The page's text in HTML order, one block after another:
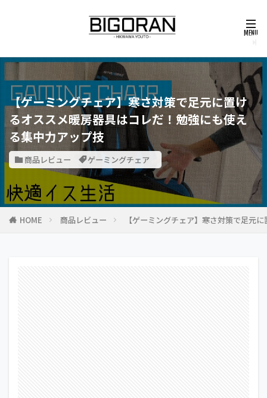
【ゲーミングチェア】寒さ対策で足元に置け
るオススメ暖房器具はコレだ！勉強にも使え
る集中力アップ技
商品レビュー ゲーミングチェア
HOME 商品レビュー 【ゲーミングチェア】寒さ対策で足元